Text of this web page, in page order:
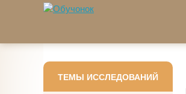
Перейти к основному содержанию
ТЕМЫ ИССЛЕДОВАНИЙ